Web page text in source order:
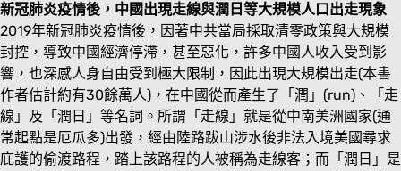
新冠肺炎疫情後，中國出現走線與潤日等大規模人口出走現象
2019年新冠肺炎疫情後，因著中共當局採取清零政策與大規模
封控，導致中國經濟停滯，甚至惡化，許多中國人收入受到影
響，也深感人身自由受到極大限制，因此出現大規模出走(本書
作者估計約有30餘萬人)，在中國從而產生了「潤」(run)、「走
線」及「潤日」等名詞。所謂「走線」就是從中南美洲國家(通
常起點是厄瓜多)出發，經由陸路跋山涉水後非法入境美國尋求
庇護的偷渡路程，踏上該路程的人被稱為走線客；而「潤日」是